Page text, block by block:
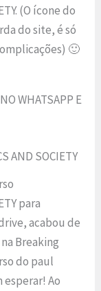
(O ícone do
do site, é só
🙂
WHATSAPP E
AND SOCIETY
para
acabou de
Breaking
do paul
esperar! Ao